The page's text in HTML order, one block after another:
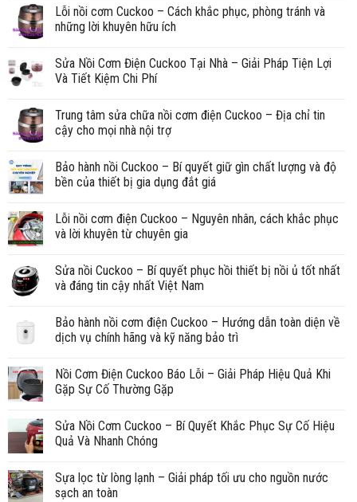
Lỗi nồi cơm Cuckoo – Cách khắc phục, phòng tránh và
những lời khuyên hữu ích
Sửa Nồi Cơm Điện Cuckoo Tại Nhà – Giải Pháp Tiện Lợi
Và Tiết Kiệm Chi Phí
Trung tâm sửa chữa nồi cơm điện Cuckoo – Địa chỉ tin
cậy cho mọi nhà nội trợ
Bảo hành nồi Cuckoo – Bí quyết giữ gìn chất lượng và độ
bền của thiết bị gia dụng đắt giá
Lỗi nồi cơm điện Cuckoo – Nguyên nhân, cách khắc phục
và lời khuyên từ chuyên gia
Sửa nồi Cuckoo – Bí quyết phục hồi thiết bị nồi ủ tốt nhất
và đáng tin cậy nhất Việt Nam
Bảo hành nồi cơm điện Cuckoo – Hướng dẫn toàn diện về
dịch vụ chính hãng và kỹ năng bảo trì
Nồi Cơm Điện Cuckoo Báo Lỗi – Giải Pháp Hiệu Quả Khi
Gặp Sự Cố Thường Gặp
Sửa Nồi Cơm Cuckoo – Bí Quyết Khắc Phục Sự Cố Hiệu
Quả Và Nhanh Chóng
Sựa lọc từ lòng lạnh – Giải pháp tối ưu cho nguồn nước
sạch an toàn